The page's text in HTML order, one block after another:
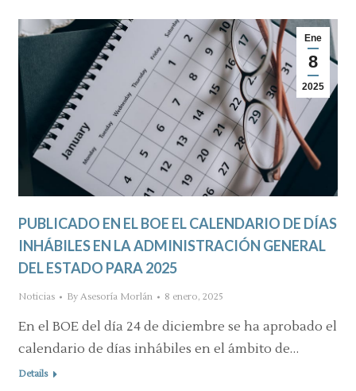
Ene
8
2025
PUBLICADO EN EL BOE EL CALENDARIO DE DÍAS
INHÁBILES EN LA ADMINISTRACIÓN GENERAL
DEL ESTADO PARA 2025
Noticias By Asesoría Morlán 8 enero, 2025
En el BOE del día 24 de diciembre se ha aprobado el
calendario de días inhábiles en el ámbito de…
Details